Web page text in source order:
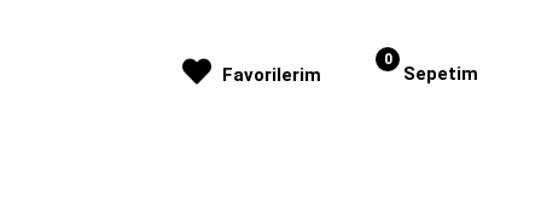
Sepetim
0
Favorilerim